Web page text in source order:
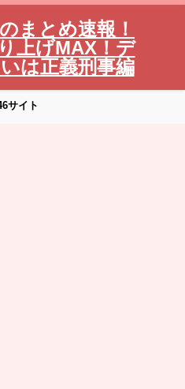
まとめ速報！
上げMAX！デ
は正義刑事編
サイト